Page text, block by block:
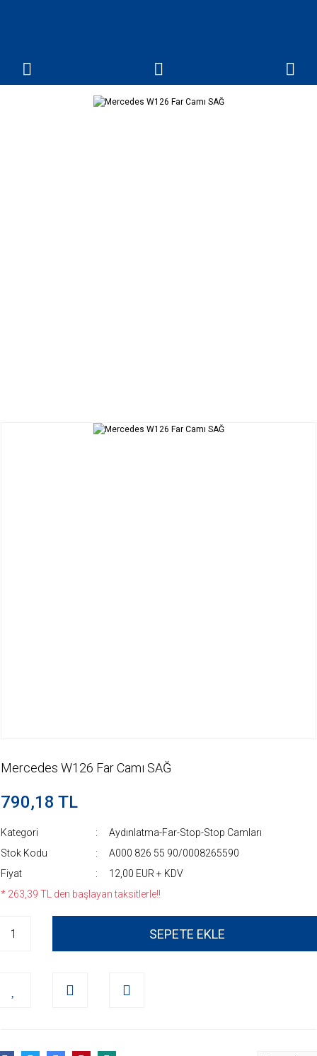
Mercedes W126 Far Camı SAĞ
790,18 TL
Kategori
Aydınlatma-Far-Stop-Stop Camları
Stok Kodu
A000 826 55 90/0008265590
Fiyat
12,00 EUR + KDV
* 263,39 TL den başlayan taksitlerle!!
SEPETE EKLE